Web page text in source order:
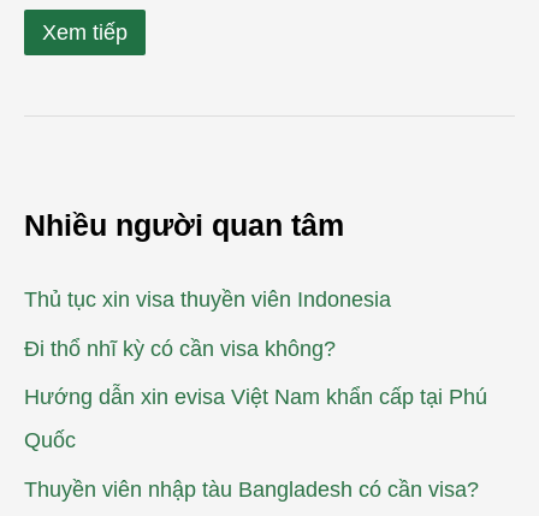
Xem tiếp
Nhiều người quan tâm
Thủ tục xin visa thuyền viên Indonesia
Đi thổ nhĩ kỳ có cần visa không?
Hướng dẫn xin evisa Việt Nam khẩn cấp tại Phú
Quốc
Thuyền viên nhập tàu Bangladesh có cần visa?